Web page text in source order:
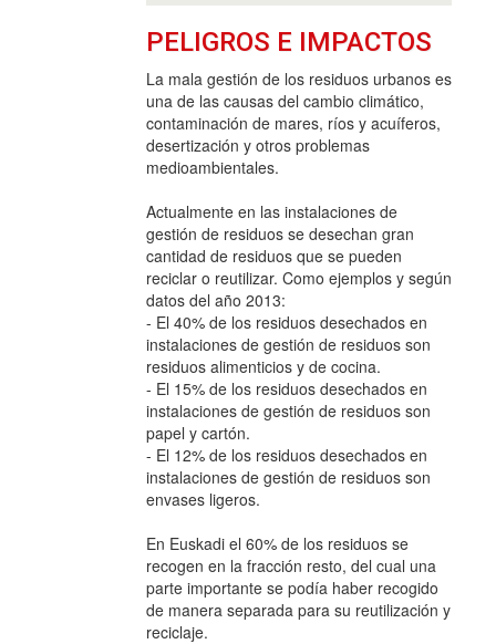
PELIGROS E IMPACTOS
La mala gestión de los residuos urbanos es
una de las causas del cambio climático,
contaminación de mares, ríos y acuíferos,
desertización y otros problemas
medioambientales.
Actualmente en las instalaciones de
gestión de residuos se desechan gran
cantidad de residuos que se pueden
reciclar o reutilizar. Como ejemplos y según
datos del año 2013:
- El 40% de los residuos desechados en
instalaciones de gestión de residuos son
residuos alimenticios y de cocina.
- El 15% de los residuos desechados en
instalaciones de gestión de residuos son
papel y cartón.
- El 12% de los residuos desechados en
instalaciones de gestión de residuos son
envases ligeros.
En Euskadi el 60% de los residuos se
recogen en la fracción resto, del cual una
parte importante se podía haber recogido
de manera separada para su reutilización y
reciclaje.